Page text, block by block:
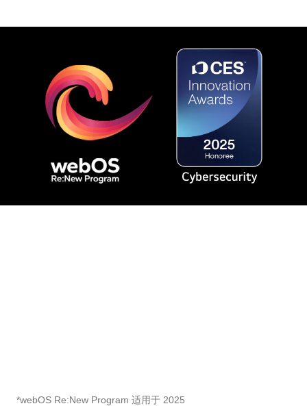
*webOS Re:New Program 适用于 2025